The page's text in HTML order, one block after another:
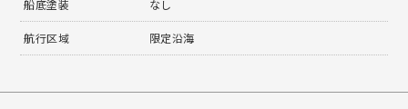
船底塗装 なし
航行区域 限定沿海